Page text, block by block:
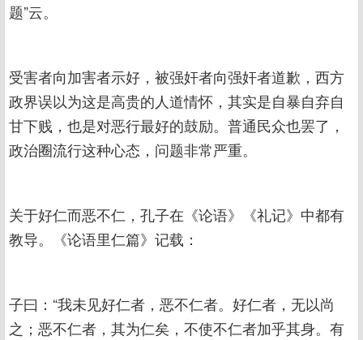
题”云。
受害者向加害者示好，被强奸者向强奸者道歉，西方
政界误以为这是高贵的人道情怀，其实是自暴自弃自
甘下贱，也是对恶行最好的鼓励。普通民众也罢了，
政治圈流行这种心态，问题非常严重。
关于好仁而恶不仁，孔子在《论语》《礼记》中都有
教导。《论语里仁篇》记载：
子曰：“我未见好仁者，恶不仁者。好仁者，无以尚
之；恶不仁者，其为仁矣，不使不仁者加乎其身。有